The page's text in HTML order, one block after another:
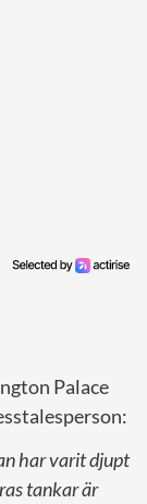
Palace
har varit djupt
tankar är